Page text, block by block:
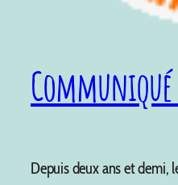
Depuis deux ans et demi,